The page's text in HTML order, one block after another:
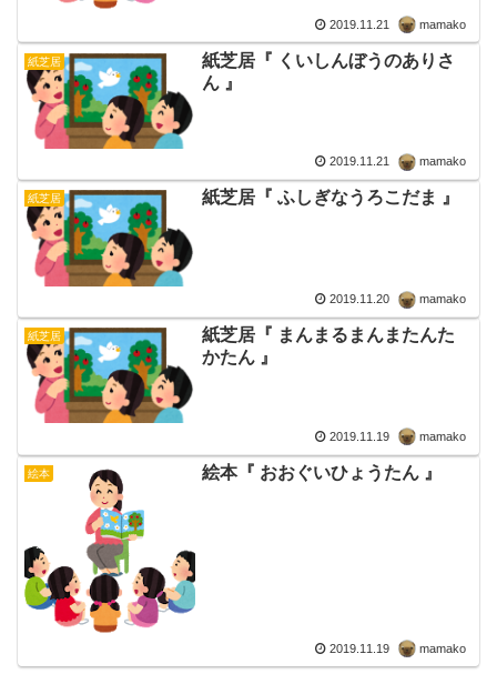
2019.11.21 mamako
紙芝居
紙芝居『 くいしんぼうのありさ
ん 』
2019.11.21 mamako
紙芝居 紙芝居『 ふしぎなうろこだま 』
2019.11.20 mamako
紙芝居
紙芝居『 まんまるまんまたんた
かたん 』
2019.11.19 mamako
絵本 絵本『 おおぐいひょうたん 』
2019.11.19 mamako